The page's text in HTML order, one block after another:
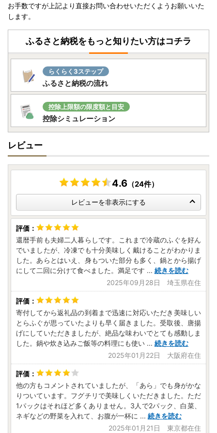
お手数ですが上記より直接お問い合わせいただくようお願いいた
します。
ふるさと納税をもっと知りたい方はコチラ
らくらく3ステップ
ふるさと納税の流れ
控除上限額の限度額と目安
控除シミュレーション
レビュー
4.6（24件）
レビューを非表示にする
還暦手前も夫婦二人暮らしです。これまで冷蔵のふぐを好ん
でいましたが、冷凍でも十分美味しく戴けることがわかりま
した。あらとはいえ、身もついた部分も多く、鍋とから揚げ
にして二回に分けて食べました。満足です ... 続きを読む
2025年09月28日 埼玉県在住
寄付してから返礼品の到着まで迅速に対応いただき美味しい
とらふぐが思っていたよりも早く届きました。受取後、唐揚
げにしていただきましたが、絶品な味わいでとても感動しま
した。鍋や炊き込みご飯等の料理にも使い ... 続きを読む
2025年01月22日 大阪府在住
他の方もコメントされていましたが、「あら」でも身がかな
りついています。フグチリで美味しくいただきました。ただ
1パックはそれほど多くありません。3人で2パック、白菜、
ネギなどの野菜を入れて、お腹が一杯に ... 続きを読む
2025年01月21日 東京都在住